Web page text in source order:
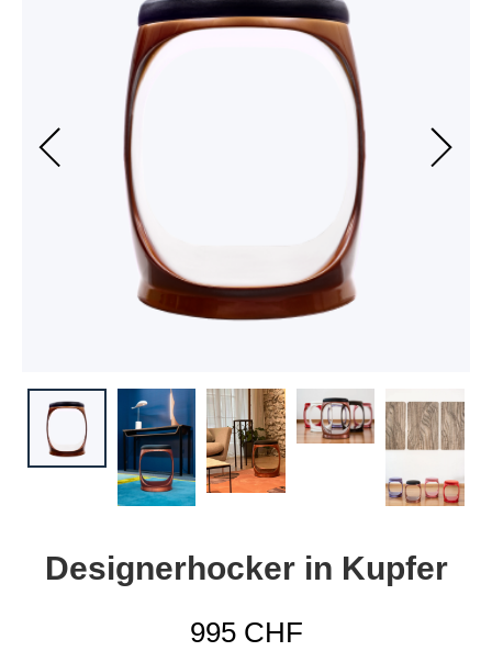
Designerhocker in Kupfer
995 CHF